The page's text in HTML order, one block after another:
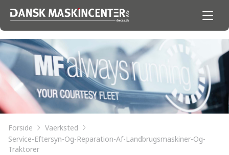
Forside
Vaerksted
Service-Eftersyn-Og-Reparation-Af-Landbrugsmaskiner-Og-
Traktorer